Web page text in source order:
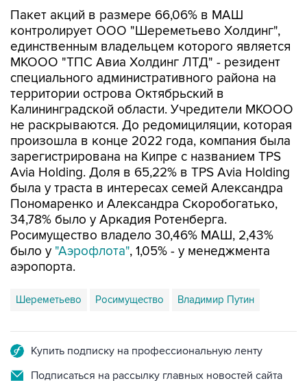
Пакет акций в размере 66,06% в МАШ
контролирует ООО "Шереметьево Холдинг",
единственным владельцем которого является
МКООО "ТПС Авиа Холдинг ЛТД" - резидент
специального административного района на
территории острова Октябрьский в
Калининградской области. Учредители МКООО
не раскрываются. До редомициляции, которая
произошла в конце 2022 года, компания была
зарегистрирована на Кипре с названием TPS
Avia Holding. Доля в 65,22% в TPS Avia Holding
была у траста в интересах семей Александра
Пономаренко и Александра Скоробогатько,
34,78% было у Аркадия Ротенберга.
Росимущество владело 30,46% МАШ, 2,43%
было у "Аэрофлота", 1,05% - у менеджмента
аэропорта.
Шереметьево Росимущество Владимир Путин
Купить подписку на профессиональную ленту
Подписаться на рассылку главных новостей сайта